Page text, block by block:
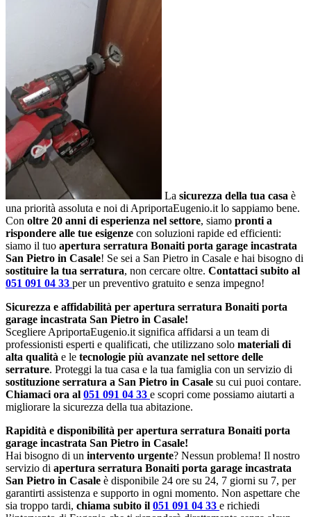
La sicurezza della tua casa è
una priorità assoluta e noi di ApriportaEugenio.it lo sappiamo bene.
Con oltre 20 anni di esperienza nel settore, siamo pronti a
rispondere alle tue esigenze con soluzioni rapide ed efficienti:
siamo il tuo apertura serratura Bonaiti porta garage incastrata
San Pietro in Casale! Se sei a San Pietro in Casale e hai bisogno di
sostituire la tua serratura, non cercare oltre. Contattaci subito al
051 091 04 33 per un preventivo gratuito e senza impegno!
Sicurezza e affidabilità per apertura serratura Bonaiti porta
garage incastrata San Pietro in Casale!
Scegliere ApriportaEugenio.it significa affidarsi a un team di
professionisti esperti e qualificati, che utilizzano solo materiali di
alta qualità e le tecnologie più avanzate nel settore delle
serrature. Proteggi la tua casa e la tua famiglia con un servizio di
sostituzione serratura a San Pietro in Casale su cui puoi contare.
Chiamaci ora al 051 091 04 33 e scopri come possiamo aiutarti a
migliorare la sicurezza della tua abitazione.
Rapidità e disponibilità per apertura serratura Bonaiti porta
garage incastrata San Pietro in Casale!
Hai bisogno di un intervento urgente? Nessun problema! Il nostro
servizio di apertura serratura Bonaiti porta garage incastrata
San Pietro in Casale è disponibile 24 ore su 24, 7 giorni su 7, per
garantirti assistenza e supporto in ogni momento. Non aspettare che
sia troppo tardi, chiama subito il 051 091 04 33 e richiedi